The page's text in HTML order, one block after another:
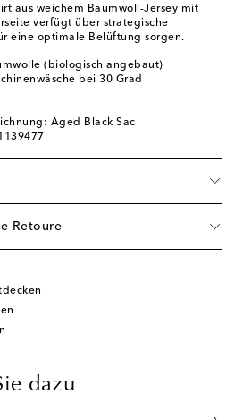
aus weichem Baumwoll-Jersey mit
verfügt über strategische
eine optimale Belüftung sorgen.
(biologisch angebaut)
bei 30 Grad
Aged Black Sac
Retoure
dazu